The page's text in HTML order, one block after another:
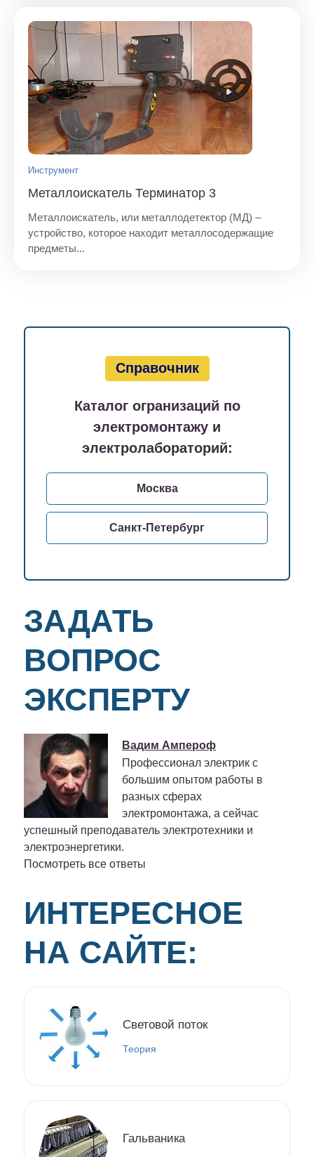
Инструмент
Металлоискатель Терминатор 3
Металлоискатель, или металлодетектор (МД) –
устройство, которое находит металлосодержащие
предметы...
Справочник
Каталог огранизаций по
электромонтажу и
электролабораторий:
Москва
Санкт-Петербург
ЗАДАТЬ
ВОПРОС
ЭКСПЕРТУ
Вадим Ампероф
Профессионал электрик с
большим опытом работы в
разных сферах
электромонтажа, а сейчас
успешный преподаватель электротехники и
электроэнергетики.
Посмотреть все ответы
ИНТЕРЕСНОЕ
НА САЙТЕ:
Световой поток
Теория
Гальваника